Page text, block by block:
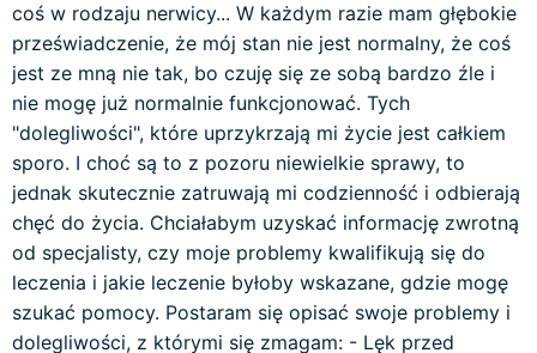
coś w rodzaju nerwicy... W każdym razie mam głębokie
przeświadczenie, że mój stan nie jest normalny, że coś
jest ze mną nie tak, bo czuję się ze sobą bardzo źle i
nie mogę już normalnie funkcjonować. Tych
"dolegliwości", które uprzykrzają mi życie jest całkiem
sporo. I choć są to z pozoru niewielkie sprawy, to
jednak skutecznie zatruwają mi codzienność i odbierają
chęć do życia. Chciałabym uzyskać informację zwrotną
od specjalisty, czy moje problemy kwalifikują się do
leczenia i jakie leczenie byłoby wskazane, gdzie mogę
szukać pomocy. Postaram się opisać swoje problemy i
dolegliwości, z którymi się zmagam: - Lęk przed